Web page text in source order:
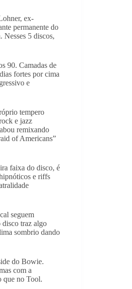
ex-
permanente do
5 discos,
90. Camadas de
fortes por cima
e
tempero
e jazz
remixando
of Americans”
faixa do disco, é
e riffs
seguem
disco traz algo
sombrio dando
do Bowie.
com a
que no Tool.